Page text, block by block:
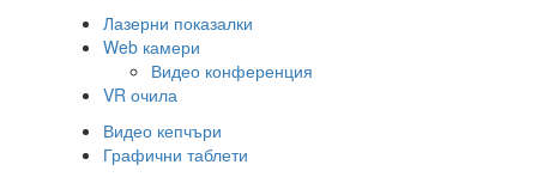
Лазерни показалки
Web камери
Видео конференция
VR очила
Видео кепчъри
Графични таблети